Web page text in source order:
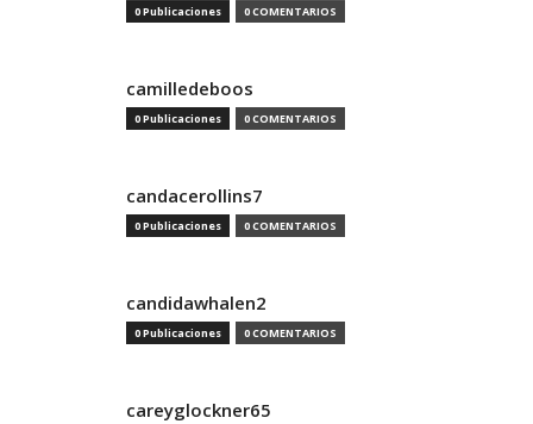
0 Publicaciones 0 COMENTARIOS
camilledeboos
0 Publicaciones 0 COMENTARIOS
candacerollins7
0 Publicaciones 0 COMENTARIOS
candidawhalen2
0 Publicaciones 0 COMENTARIOS
careyglockner65